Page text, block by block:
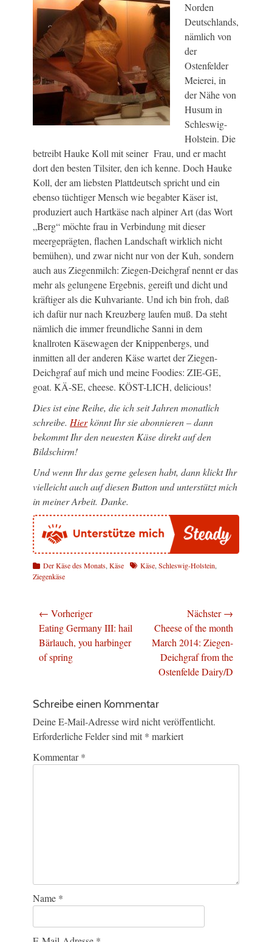
Norden
Deutschlands,
nämlich von
der
Ostenfelder
Meierei, in
der Nähe von
Husum in
Schleswig-
Holstein. Die
betreibt Hauke Koll mit seiner Frau, und er macht
dort den besten Tilsiter, den ich kenne. Doch Hauke
Koll, der am liebsten Plattdeutsch spricht und ein
ebenso tüchtiger Mensch wie begabter Käser ist,
produziert auch Hartkäse nach alpiner Art (das Wort
„Berg“ möchte frau in Verbindung mit dieser
meergeprägten, flachen Landschaft wirklich nicht
bemühen), und zwar nicht nur von der Kuh, sondern
auch aus Ziegenmilch: Ziegen-Deichgraf nennt er das
mehr als gelungene Ergebnis, gereift und dicht und
kräftiger als die Kuhvariante. Und ich bin froh, daß
ich dafür nur nach Kreuzberg laufen muß. Da steht
nämlich die immer freundliche Sanni in dem
knallroten Käsewagen der Knippenbergs, und
inmitten all der anderen Käse wartet der Ziegen-
Deichgraf auf mich und meine Foodies: ZIE-GE,
goat. KÄ-SE, cheese. KÖST-LICH, delicious!
Dies ist eine Reihe, die ich seit Jahren monatlich
schreibe. Hierkönnt Ihr sie abonnieren – dann
bekommt Ihr den neuesten Käse direkt auf den
Bildschirm!
Und wenn Ihr das gerne gelesen habt, dann klickt Ihr
vielleicht auch auf diesen Button und unterstützt mich
in meiner Arbeit. Danke.
Kategorien
Der Käse des Monats Käse Schlagworte
Käse Schleswig-Holstein
Ziegenkäse
Beitragsnavigation
← Vorheriger
Vorheriger
Beitrag:
Eating Germany III: hail
Bärlauch, you harbinger
of spring
Nächster →
Nächster
Beitrag:
Cheese of the month
March 2014: Ziegen-
Deichgraf from the
Ostenfelde Dairy/D
Schreibe einen Kommentar
Deine E-Mail-Adresse wird nicht veröffentlicht.
Erforderliche Felder sind mit * markiert
Kommentar*
Name *